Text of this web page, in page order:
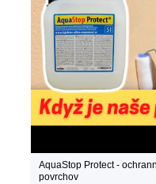
AquaStop Protect -
povrchov